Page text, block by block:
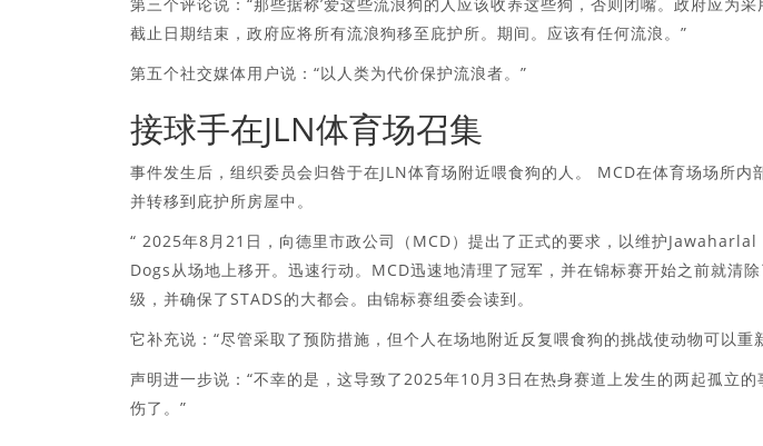
截止日期结束，政府应将所有流浪狗移至庇护所。期间。应该有任何流浪。”
第五个社交媒体用户说：“以人类为代价保护流浪者。”
接球手在JLN体育场召集
事件发生后，组织委员会归咎于在JLN体育场附近喂食狗的人。 MCD在体育场场所内
并转移到庇护所房屋中。
“ 2025年8月21日，向德里市政公司（MCD）提出了正式的要求，以维护
Dogs从场地上移开。迅速行动。MCD迅速地清理了冠军，并在锦标赛开始之前就清
级，并确保了STADS的大都会。由锦标赛组委会读到。
它补充说：“尽管采取了预防措施，但个人在场地附近反复喂食狗的挑战使动物可以重
声明进一步说：“不幸的是，这导致了2025年10月3日在热身赛道上发生的两起孤立
伤了。”